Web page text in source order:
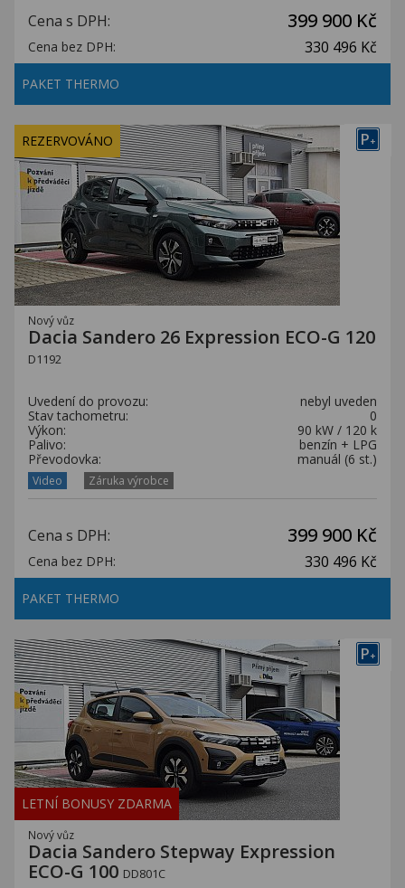
Cena s DPH: 399 900 Kč
Cena bez DPH: 330 496 Kč
PAKET THERMO
P+
REZERVOVÁNO
Nový vůz
Dacia Sandero 26 Expression ECO-G 120
D1192
Uvedení do provozu:
nebyl uveden
Stav tachometru:
0
Výkon:
90 kW / 120 k
Palivo:
benzín + LPG
Převodovka:
manuál (6 st.)
Video Záruka výrobce
Cena s DPH: 399 900 Kč
Cena bez DPH: 330 496 Kč
PAKET THERMO
P+
LETNÍ BONUSY ZDARMA
Nový vůz
Dacia Sandero Stepway Expression
ECO-G 100 DD801C